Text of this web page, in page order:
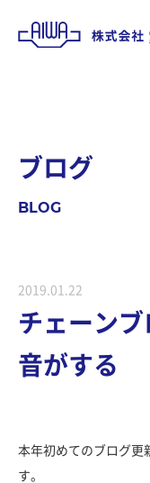
ブログ
BLOG
2019.01.22
チェーン
音がする
本年初めてのブログ更
す。